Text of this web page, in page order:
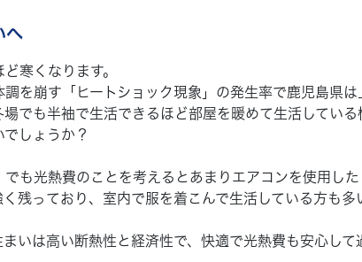
へ
寒くなります。
を崩す「ヒートショック現象」の発生率で鹿児島県は
でも半袖で生活できるほど部屋を暖めて生活してい
しょうか？
でも光熱費のことを考えるとあまりエアコンを使用し
残っており、室内で服を着こんで生活している方も多
いは高い断熱性と経済性で、快適で光熱費も安心して